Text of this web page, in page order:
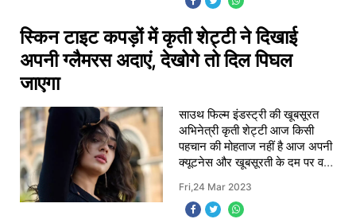
स्किन टाइट कपड़ों में कृती शेट्टी ने दिखाई
अपनी ग्लैमरस अदाएं, देखोगे तो दिल पिघल
जाएगा
साउथ फिल्म इंडस्ट्री की खूबसूरत
अभिनेत्री कृती शेट्टी आज किसी
पहचान की मोहताज नहीं है आज अपनी
क्यूटनेस और खूबसूरती के दम पर वह
आपको बता दें कि बहुत ही कम समय में
इस अभ
Fri,24 Mar 2023